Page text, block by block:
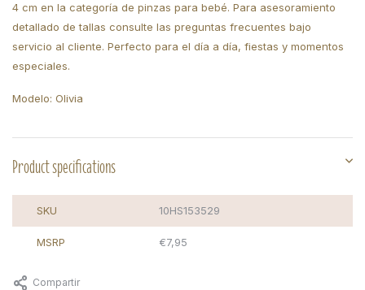
4 cm en la categoría de pinzas para bebé. Para asesoramiento
detallado de tallas consulte las preguntas frecuentes bajo
servicio al cliente. Perfecto para el día a día, fiestas y momentos
especiales.
Modelo: Olivia
Product specifications
SKU 10HS153529
MSRP €7,95
Compartir